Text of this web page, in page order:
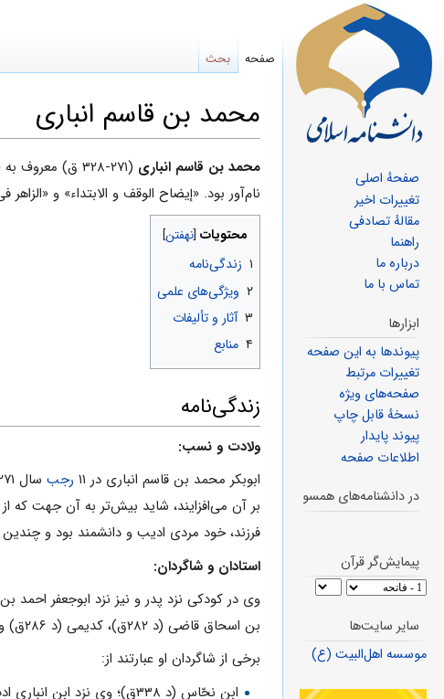
محمد بن قاسم انباری
پرش
به
ناوبری
پرش
به
جستجو
محمد بن‌ قاسم‌ انباری‌
(۲۷۱-۳۲۸ ق)
نام‌آور بود. «إیضاح الوقف و الابتداء» و
محتویات
۱ زندگی‌نامه
۲ ویژگی‌های علمی
۳ آثار و تألیفات
۴ منابع
زندگی‌نامه
ولادت و نسب:
ابوبکر محمد بن‌ قاسم‌ انباری‌ در ۱۱
رجب‌ سال ۲۷۱ یا ۲۷۰ قمری احتمالاً در
فرزند، خود مردی‌ ادیب‌ و دانشمند بود و چندین‌
استادان و شاگردان:
وی‌ در کودکی‌ نزد پدر و نیز نزد ابوجعفر
بن‌ اسحاق‌ قاضی‌ (د ۲۸۲ق‌)، کدیمی‌ (د ۲۸۶ق‌) و ثعلبی (د ۲۹۱ق‌) به‌ تکمیل‌ معلومات‌ خود پرداخت‌.
برخی از شاگردان او عبارتند از:
ابن‌ نحّاس‌ (د ۳۳۸ق‌)؛ وی
صفحه بحث
صفحهٔ اصلی
تغییرات اخیر
مقالهٔ تصادفی
راهنما
درباره ما
تماس با ما
ابزارها
پیوندها به این صفحه
تغییرات مرتبط
صفحه‌های ویژه
نسخهٔ قابل چاپ
پیوند پایدار
اطلاعات صفحه
در دانشنامه‌های همسو
پیمایش‌گر قرآن
سایر سایت‌ها
موسسه اهل‌البیت (ع)